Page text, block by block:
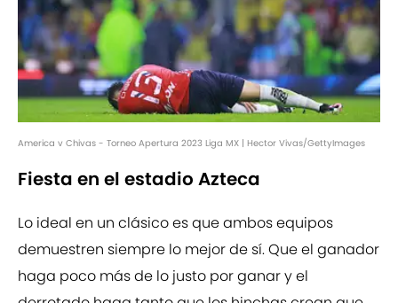
America v Chivas - Torneo Apertura 2023 Liga MX | Hector Vivas/GettyImages
Fiesta en el estadio Azteca
Lo ideal en un clásico es que ambos equipos
demuestren siempre lo mejor de sí. Que el ganador
haga poco más de lo justo por ganar y el